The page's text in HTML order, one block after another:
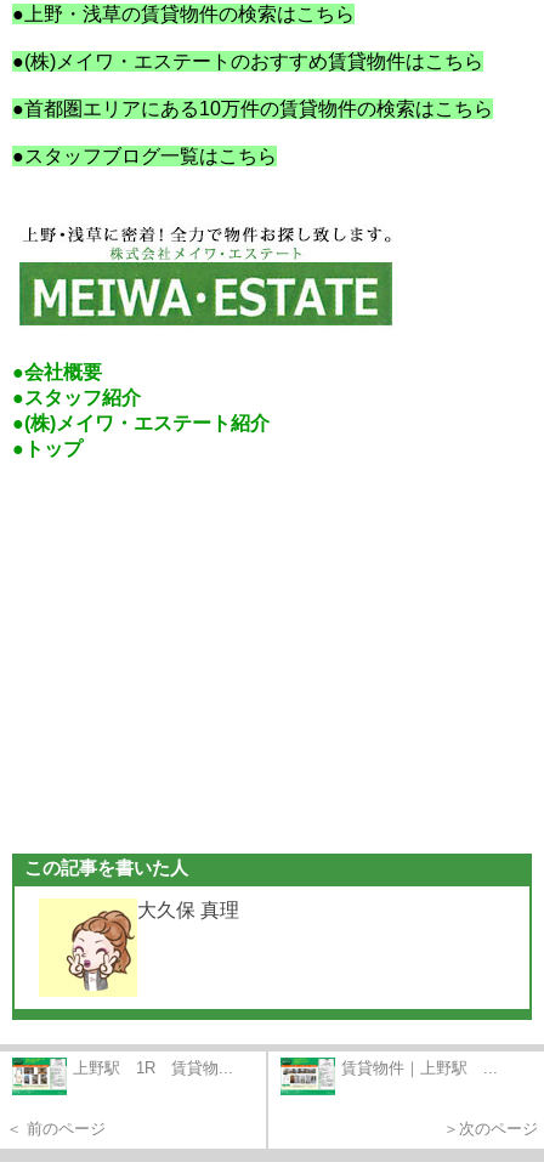
● 上野・浅草の賃貸物件の検索はこちら
●(株)メイワ・エステートのおすすめ賃貸物件はこちら
●首都圏エリアにある10万件の賃貸物件の検索はこちら
●スタッフブログ一覧はこちら
●会社概要
●スタッフ紹介
●(株)メイワ・エステート紹介
●トップ
この記事を書いた人
大久保 真理
上野駅 1R 賃貸物...
＜ 前のページ
賃貸物件｜上野駅 ...
＞次のページ